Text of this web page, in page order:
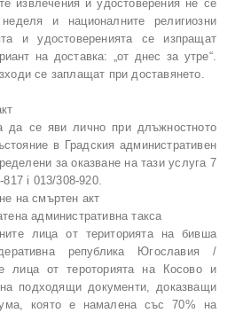
извлечения и удостоверения не се
и националните религиозни
и удостоверенията се изпращат
на доставка: „от днес за утре“.
се заплащат при доставянето.
да се яви лично при длъжностното
в Градския административен
за оказване на тази услуга 7
i 013/308-920.
на смъртен акт
административна такса
лица от територията на бивша
република Югославия /
лица от тероторията на Косово и
подходящи документи, доказващи
която е намалена със 70% на